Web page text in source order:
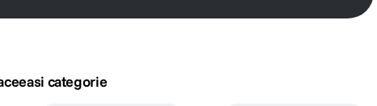
categorie